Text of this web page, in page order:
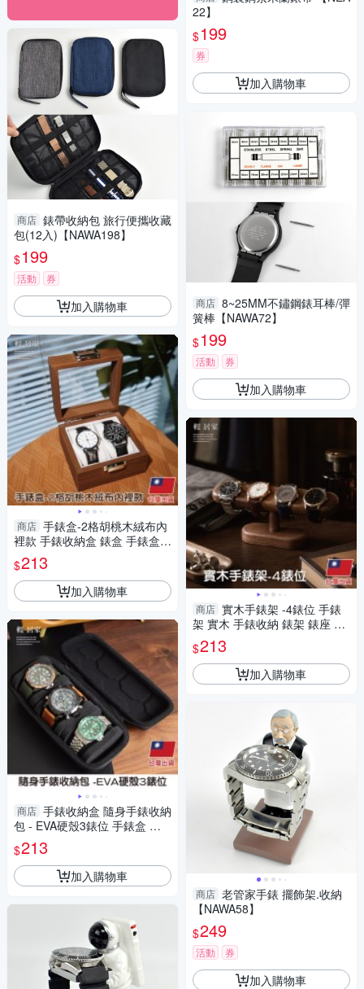
商店 錶帶收納包 旅行便攜收藏
包(12入)【NAWA198】
$199
活動 券
加入購物車
商店 手錶盒-2格胡桃木絨布內
裡款 手錶收納盒 錶盒 手錶盒
手錶收納-輕居家8799
$213
加入購物車
商店 手錶收納盒 隨身手錶收納
包 - EVA硬殼3錶位 手錶盒 攜
帶式錶盒 手錶收納 -輕居家891
5
$213
加入購物車
22】
$199
券
加入購物車
商店 8~25MM不鏽鋼錶耳棒/彈
簧棒【NAWA72】
$199
活動 券
加入購物車
商店 實木手錶架 -4錶位 手錶
架 實木 手錶收納 錶架 錶座 手
錶展示架-輕居家8982
$213
加入購物車
商店 老管家手錶 擺飾架.收納
【NAWA58】
$249
活動 券
加入購物車